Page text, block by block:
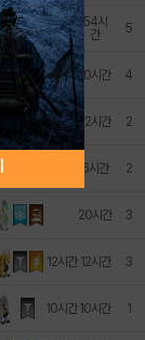
54시
간
54시
간
5
10시간10시간 4
12시간 12시간 2
6시간 2
20시간 3
12시간 12시간 3
10시간 10시간 1